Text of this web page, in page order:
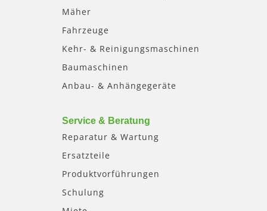
Mäher
Fahrzeuge
Kehr- & Reinigungsmaschinen
Baumaschinen
Anbau- & Anhängegeräte
Service & Beratung
Reparatur & Wartung
Ersatzteile
Produktvorführungen
Schulung